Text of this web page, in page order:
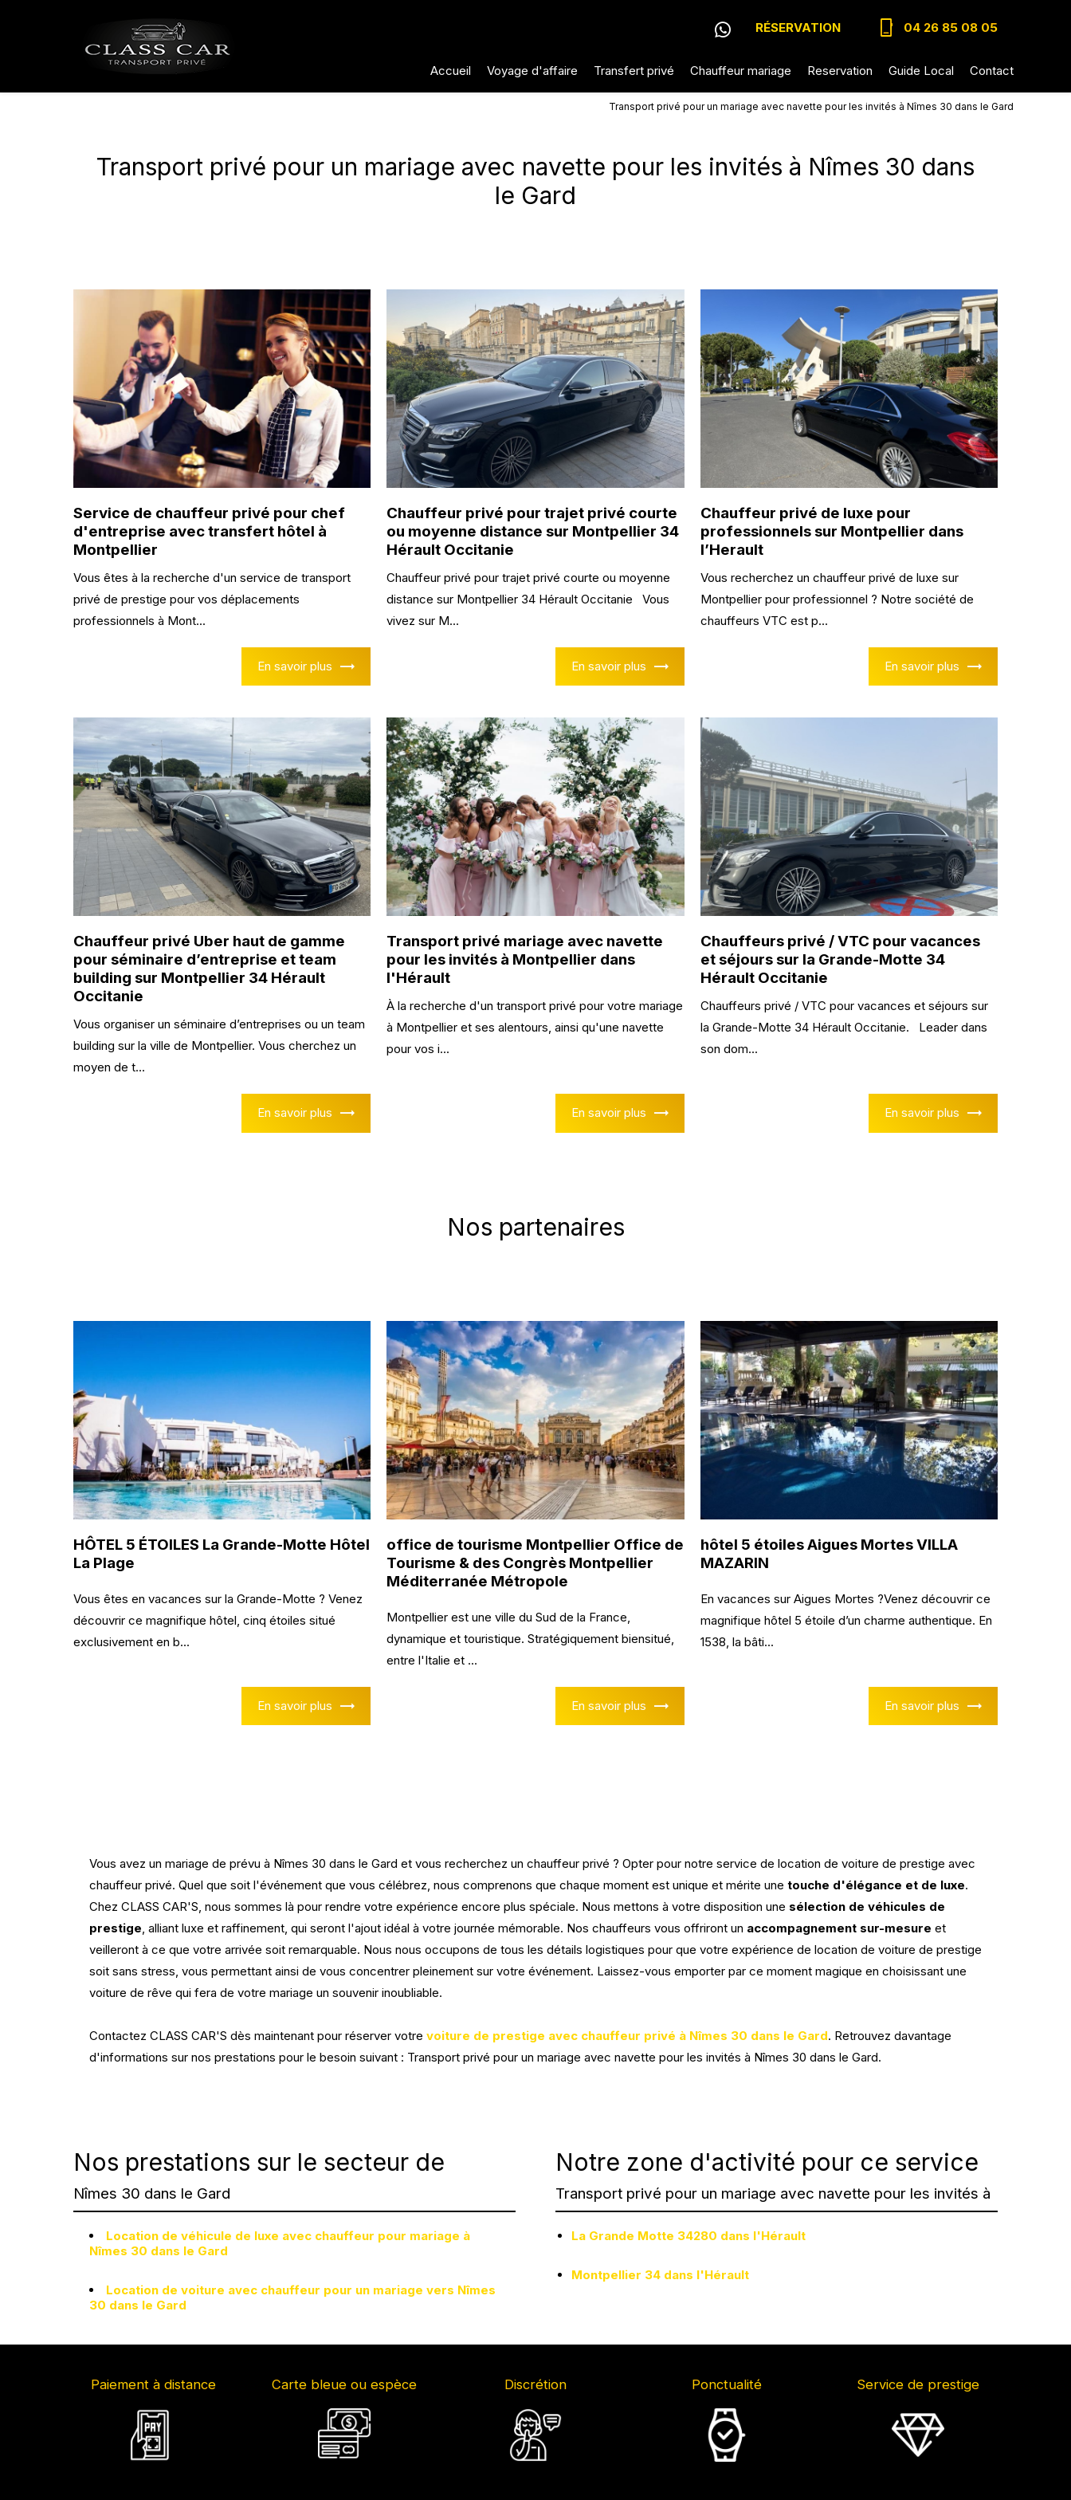
RÉSERVATION phone_iphone 04 26 85 08 05
Accueil Voyage d'affaire Transfert privé Chauffeur mariage Reservation Guide Local Contact
Transport privé pour un mariage avec navette pour les invités à Nîmes 30 dans le Gard
Transport privé pour un mariage avec navette pour les invités à Nîmes 30 dans
le Gard
Service de chauffeur privé pour chef
d'entreprise avec transfert hôtel à
Montpellier
Vous êtes à la recherche d'un service de transport
privé de prestige pour vos déplacements
professionnels à Mont...
En savoir plus
Chauffeur privé pour trajet privé courte
ou moyenne distance sur Montpellier 34
Hérault Occitanie
Chauffeur privé pour trajet privé courte ou moyenne
distance sur Montpellier 34 Hérault Occitanie Vous
vivez sur M...
En savoir plus
Chauffeur privé de luxe pour
professionnels sur Montpellier dans
l’Herault
Vous recherchez un chauffeur privé de luxe sur
Montpellier pour professionnel ? Notre société de
chauffeurs VTC est p...
En savoir plus
Chauffeur privé Uber haut de gamme
pour séminaire d’entreprise et team
building sur Montpellier 34 Hérault
Occitanie
Vous organiser un séminaire d’entreprises ou un team
building sur la ville de Montpellier. Vous cherchez un
moyen de t...
En savoir plus
Transport privé mariage avec navette
pour les invités à Montpellier dans
l'Hérault
À la recherche d'un transport privé pour votre mariage
à Montpellier et ses alentours, ainsi qu'une navette
pour vos i...
En savoir plus
Chauffeurs privé / VTC pour vacances
et séjours sur la Grande-Motte 34
Hérault Occitanie
Chauffeurs privé / VTC pour vacances et séjours sur
la Grande-Motte 34 Hérault Occitanie. Leader dans
son dom...
En savoir plus
Nos partenaires
HÔTEL 5 ÉTOILES La Grande-Motte Hôtel
La Plage
Vous êtes en vacances sur la Grande-Motte ? Venez
découvrir ce magnifique hôtel, cinq étoiles situé
exclusivement en b...
En savoir plus
office de tourisme Montpellier Office de
Tourisme & des Congrès Montpellier
Méditerranée Métropole
Montpellier est une ville du Sud de la France,
dynamique et touristique. Stratégiquement biensitué,
entre l'Italie et ...
En savoir plus
hôtel 5 étoiles Aigues Mortes VILLA
MAZARIN
En vacances sur Aigues Mortes ?Venez découvrir ce
magnifique hôtel 5 étoile d’un charme authentique. En
1538, la bâti...
En savoir plus
Vous avez un mariage de prévu à Nîmes 30 dans le Gard et vous recherchez un chauffeur privé ? Opter pour notre service de location de voiture de prestige avec
chauffeur privé. Quel que soit l'événement que vous célébrez, nous comprenons que chaque moment est unique et mérite une touche d'élégance et de luxe.
Chez CLASS CAR'S, nous sommes là pour rendre votre expérience encore plus spéciale. Nous mettons à votre disposition une sélection de véhicules de
prestige, alliant luxe et raffinement, qui seront l'ajout idéal à votre journée mémorable. Nos chauffeurs vous offriront un accompagnement sur-mesure et
veilleront à ce que votre arrivée soit remarquable. Nous nous occupons de tous les détails logistiques pour que votre expérience de location de voiture de prestige
soit sans stress, vous permettant ainsi de vous concentrer pleinement sur votre événement. Laissez-vous emporter par ce moment magique en choisissant une
voiture de rêve qui fera de votre mariage un souvenir inoubliable.
Contactez CLASS CAR'S dès maintenant pour réserver votre voiture de prestige avec chauffeur privé à Nîmes 30 dans le Gard. Retrouvez davantage
d'informations sur nos prestations pour le besoin suivant : Transport privé pour un mariage avec navette pour les invités à Nîmes 30 dans le Gard.
Nos prestations sur le secteur de
Nîmes 30 dans le Gard
Location de véhicule de luxe avec chauffeur pour mariage à
Nîmes 30 dans le Gard
Location de voiture avec chauffeur pour un mariage vers Nîmes
30 dans le Gard
Notre zone d'activité pour ce service
Transport privé pour un mariage avec navette pour les invités à
La Grande Motte 34280 dans l'Hérault
Montpellier 34 dans l'Hérault
Paiement à distance Carte bleue ou espèce Discrétion Ponctualité Service de prestige